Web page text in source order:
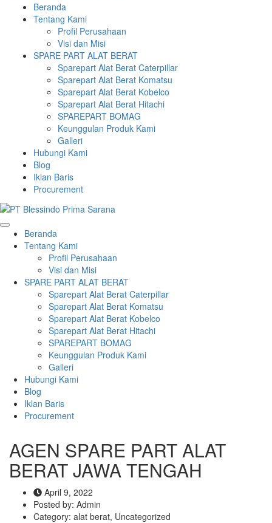
Beranda
Tentang Kami
Profil Perusahaan
Visi dan Misi
SPARE PART ALAT BERAT
Sparepart Alat Berat Caterpillar
Sparepart Alat Berat Komatsu
Sparepart Alat Berat Kobelco
Sparepart Alat Berat Hitachi
SPAREPART BOMAG
Keunggulan Produk Kami
Galleri
Hubungi Kami
Blog
Iklan Baris
Procurement
Beranda
Tentang Kami
Profil Perusahaan
Visi dan Misi
SPARE PART ALAT BERAT
Sparepart Alat Berat Caterpillar
Sparepart Alat Berat Komatsu
Sparepart Alat Berat Kobelco
Sparepart Alat Berat Hitachi
SPAREPART BOMAG
Keunggulan Produk Kami
Galleri
Hubungi Kami
Blog
Iklan Baris
Procurement
AGEN SPARE PART ALAT
BERAT JAWA TENGAH
April 9, 2022
Posted by: Admin
Category: alat berat, Uncategorized